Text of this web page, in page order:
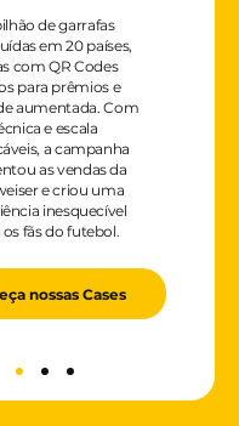
de garrafas
em 20 países,
com QR Codes
para prêmios e
aumentada. Com
e escala
a campanha
as vendas da
e criou uma
inesquecível
os fãs do futebol.
nossas Cases